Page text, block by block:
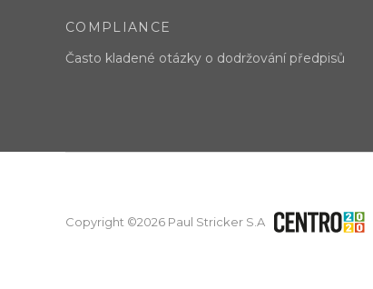
COMPLIANCE
Často kladené otázky o dodržování předpisů
Copyright ©2026 Paul Stricker S.A